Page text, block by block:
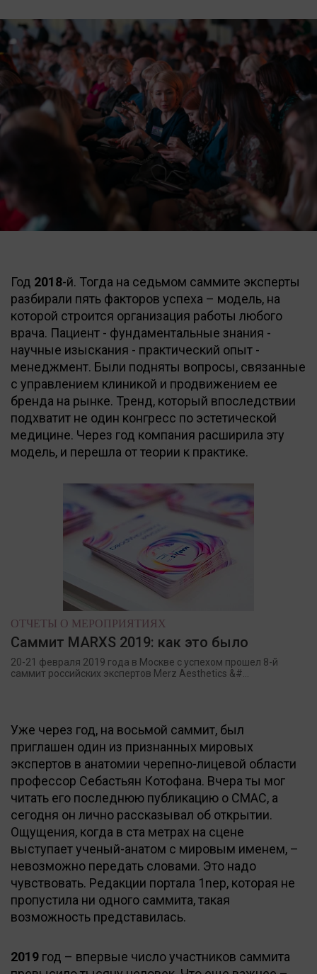
Год 2018-й. Тогда на седьмом саммите эксперты
разбирали пять факторов успеха – модель, на
которой строится организация работы любого
врача. Пациент - фундаментальные знания -
научные изыскания - практический опыт -
менеджмент. Были подняты вопросы, связанные
с управлением клиникой и продвижением ее
бренда на рынке. Тренд, который впоследствии
подхватит не один конгресс по эстетической
медицине. Через год компания расширила эту
модель, и перешла от теории к практике.
ОТЧЕТЫ О МЕРОПРИЯТИЯХ
Саммит MARXS 2019: как это было
20-21 февраля 2019 года в Москве с успехом прошел 8-й
саммит российских экспертов Merz Aesthetics &#...
Уже через год, на восьмой саммит, был
приглашен один из признанных мировых
экспертов в анатомии черепно-лицевой области
профессор Себастьян Котофана. Вчера ты мог
читать его последнюю публикацию о СМАС, а
сегодня он лично рассказывал об открытии.
Ощущения, когда в ста метрах на сцене
выступает ученый-анатом с мировым именем, –
невозможно передать словами. Это надо
чувствовать. Редакции портала 1nep, которая не
пропустила ни одного саммита, такая
возможность представилась.
2019 год – впервые число участников саммита